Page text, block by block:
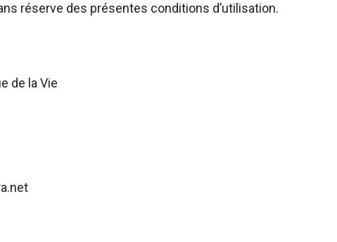
réserve des présentes conditions d’utilisation.
de la Vie